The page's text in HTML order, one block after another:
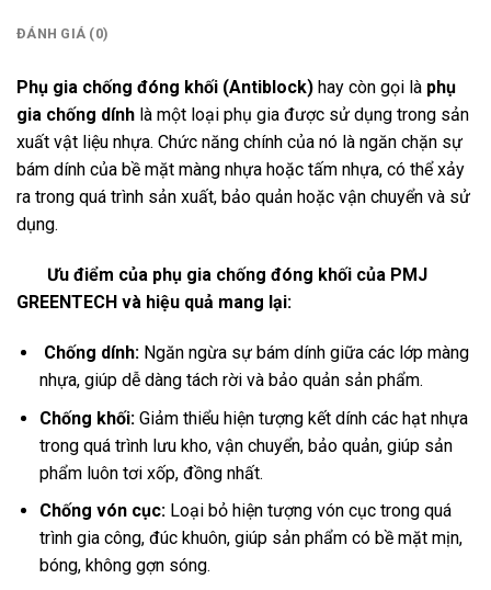
ĐÁNH GIÁ (0)
Phụ gia chống đóng khối (Antiblock) hay còn gọi là phụ
gia chống dính là một loại phụ gia được sử dụng trong sản
xuất vật liệu nhựa. Chức năng chính của nó là ngăn chặn sự
bám dính của bề mặt màng nhựa hoặc tấm nhựa, có thể xảy
ra trong quá trình sản xuất, bảo quản hoặc vận chuyển và sử
dụng.
Ưu điểm của phụ gia chống đóng khối của PMJ
GREENTECH và hiệu quả mang lại:
Chống dính:Ngăn ngừa sự bám dính giữa các lớp màng
nhựa, giúp dễ dàng tách rời và bảo quản sản phẩm.
Chống khối:Giảm thiểu hiện tượng kết dính các hạt nhựa
trong quá trình lưu kho, vận chuyển, bảo quản, giúp sản
phẩm luôn tơi xốp, đồng nhất.
Chống vón cục:Loại bỏ hiện tượng vón cục trong quá
trình gia công, đúc khuôn, giúp sản phẩm có bề mặt mịn,
bóng, không gợn sóng.